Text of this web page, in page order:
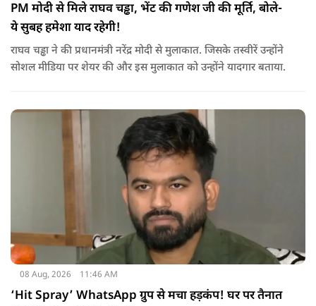
PM मोदी से मिले राघव चड्ढा, भेंट की गणेश जी की मूर्ति, बोले-
ये सुबह हमेशा याद रहेगी!
राघव चड्ढा ने की प्रधानमंत्री नरेंद्र मोदी से मुलाकात. जिसके तस्वीरें उन्होंने
सोशल मीडिया पर शेयर की और इस मुलाकात को उन्होंने यादगार बताया.
08 Aug, 2026 11:46 AM
‘Hit Spray’ WhatsApp ग्रुप से मचा हड़कंप! घर पर तैनात